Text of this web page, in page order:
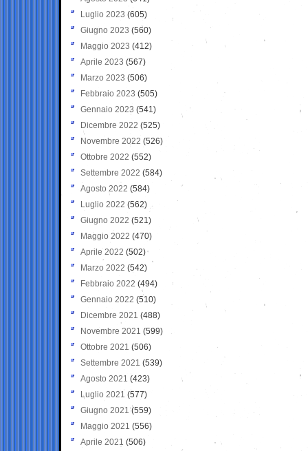
Luglio 2023 (605)
Giugno 2023 (560)
Maggio 2023 (412)
Aprile 2023 (567)
Marzo 2023 (506)
Febbraio 2023 (505)
Gennaio 2023 (541)
Dicembre 2022 (525)
Novembre 2022 (526)
Ottobre 2022 (552)
Settembre 2022 (584)
Agosto 2022 (584)
Luglio 2022 (562)
Giugno 2022 (521)
Maggio 2022 (470)
Aprile 2022 (502)
Marzo 2022 (542)
Febbraio 2022 (494)
Gennaio 2022 (510)
Dicembre 2021 (488)
Novembre 2021 (599)
Ottobre 2021 (506)
Settembre 2021 (539)
Agosto 2021 (423)
Luglio 2021 (577)
Giugno 2021(559)
Maggio 2021 (556)
Aprile 2021 (506)